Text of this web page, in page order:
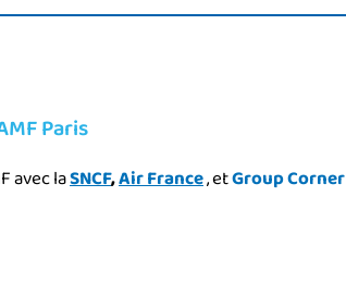
Paris
avec laSNCF,Air France, etGroup Corner